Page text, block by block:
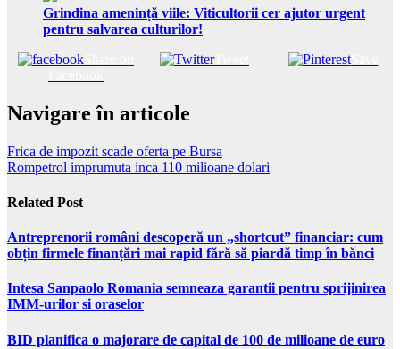
Grindina amenință viile: Viticultorii cer ajutor urgent
pentru salvarea culturilor!
Tweet Save
Navigare în articole
Frica de impozit scade oferta pe Bursa
Rompetrol imprumuta inca 110 milioane dolari
Related Post
Antreprenorii români descoperă un „shortcut” financiar: cum
obțin firmele finanțări mai rapid fără să piardă timp în bănci
Intesa Sanpaolo Romania semneaza garantii pentru sprijinirea
IMM-urilor si oraselor
BID planifica o majorare de capital de 100 de milioane de euro